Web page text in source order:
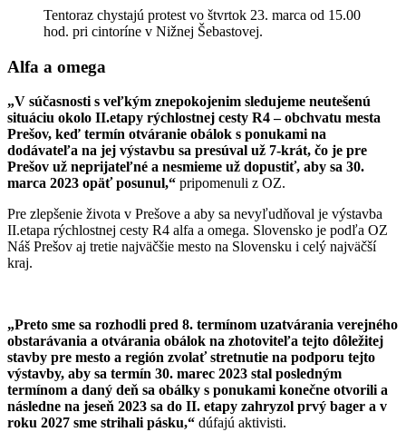
Tentoraz chystajú protest vo štvrtok 23. marca od 15.00
hod. pri cintoríne v Nižnej Šebastovej.
Alfa a omega
„V súčasnosti s veľkým znepokojenim sledujeme neutešenú
situáciu okolo II.etapy rýchlostnej cesty R4 – obchvatu mesta
Prešov, keď termín otváranie obálok s ponukami na
dodávateľa na jej výstavbu sa presúval už 7-krát, čo je pre
Prešov už neprijateľné a nesmieme už dopustiť, aby sa 30.
marca 2023 opäť posunul,“ pripomenuli z OZ.
Pre zlepšenie života v Prešove a aby sa nevyľudňoval je výstavba
II.etapa rýchlostnej cesty R4 alfa a omega. Slovensko je podľa OZ
Náš Prešov aj tretie najväčšie mesto na Slovensku i celý najväčší
kraj.
„Preto sme sa rozhodli pred 8. termínom uzatvárania verejného
obstarávania a otvárania obálok na zhotoviteľa tejto dôležitej
stavby pre mesto a región zvolať stretnutie na podporu tejto
výstavby, aby sa termín 30. marec 2023 stal posledným
termínom a daný deň sa obálky s ponukami konečne otvorili a
následne na jeseň 2023 sa do II. etapy zahryzol prvý bager a v
roku 2027 sme strihali pásku,“ dúfajú aktivisti.